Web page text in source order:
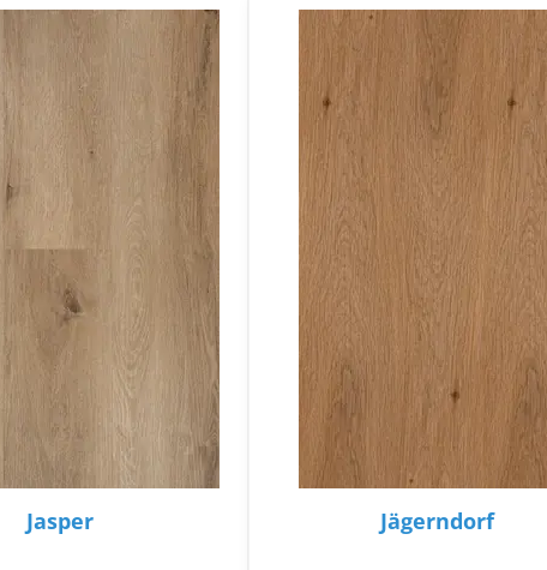
Jasper Jägerndorf